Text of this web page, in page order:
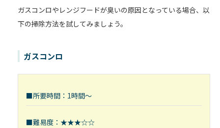
ガスコンロやレンジフードが臭いの原因となっている場合、以
下の掃除方法を試してみましょう。
ガスコンロ
■所要時間：1時間～
■難易度：★★★☆☆